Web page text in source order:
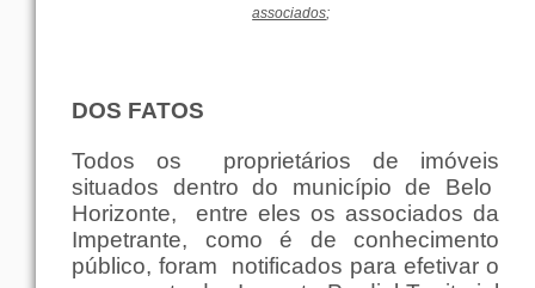
associados;
DOS FATOS
Todos os proprietários de imóveis
situados dentro do município de Belo
Horizonte, entre eles os associados da
Impetrante, como é de conhecimento
público, foram notificados para efetivar o